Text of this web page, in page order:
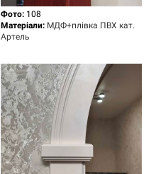
Фото: 108
Матеріали: МДФ+плівка ПВХ кат.
Артель